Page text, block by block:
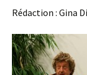
Rédaction : Gina